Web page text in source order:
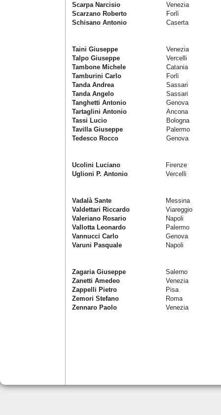
Scarpa Narcisio
Venezia
Scarzano Roberto
Forlì
Schisano Antonio
Caserta
Taini Giuseppe
Venezia
Talpo Giuseppe
Vercelli
Tambone Michele
Catania
Tamburini Carlo
Forlì
Tanda Andrea
Sassari
Tanda Angelo
Sassari
Tanghetti Antonio
Genova
Tartaglini Antonio
Ancona
Tassi Lucio
Bologna
Tavilla Giuseppe
Palermo
Tedesco Rocco
Genova
Ucolini Luciano
Firenze
Uglioni P. Antonio
Vercelli
Vadalà Sante
Messina
Valdettari Riccardo
Viareggio
Valeriano Rosario
Napoli
Vallotta Leonardo
Palermo
Vannucci Carlo
Genova
Varuni Pasquale
Napoli
Zagaria Giuseppe
Salerno
Zanetti Amedeo
Venezia
Zappelli Pietro
Pisa
Zemori Stefano
Roma
Zennaro Paolo
Venezia